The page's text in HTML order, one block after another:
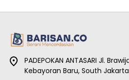
PADEPOKAN ANTASARI Jl.
Kebayoran Baru, South